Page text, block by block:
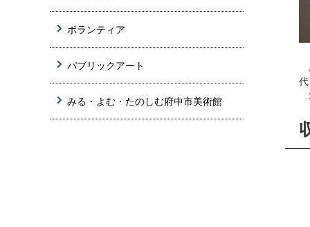
ボランティア
パブリックアート
みる・よむ・たのしむ府中市美術館